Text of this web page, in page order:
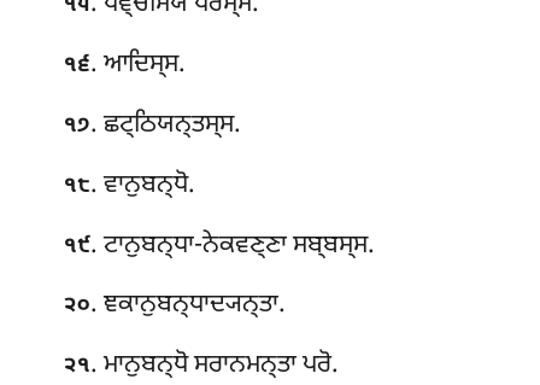
੧੬. ਆਦਿਸ੍ਸ.
੧੭. ਛਟ੍ਠਿਯਨ੍ਤਸ੍ਸ.
੧੮. ਵਾਨੁਬਨ੍ਧੋ.
੧੯. ਟਾਨੁਬਨ੍ਧਾ-ਨੇਕਵਣ੍ਣਾ ਸਬ੍ਬਸ੍ਸ.
੨੦. ਞਕਾਨੁਬਨ੍ਧਾਦ੍ਯਨ੍ਤਾ.
੨੧. ਮਾਨੁਬਨ੍ਧੋ ਸਰਾਨਮਨ੍ਤਾ ਪਰੋ.